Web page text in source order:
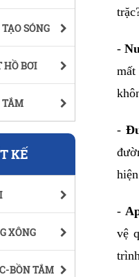
SÓNG
HỒ BƠI
TẮM
KẾ
XÔNG
BỒN TẮM
-
-
-
vệ